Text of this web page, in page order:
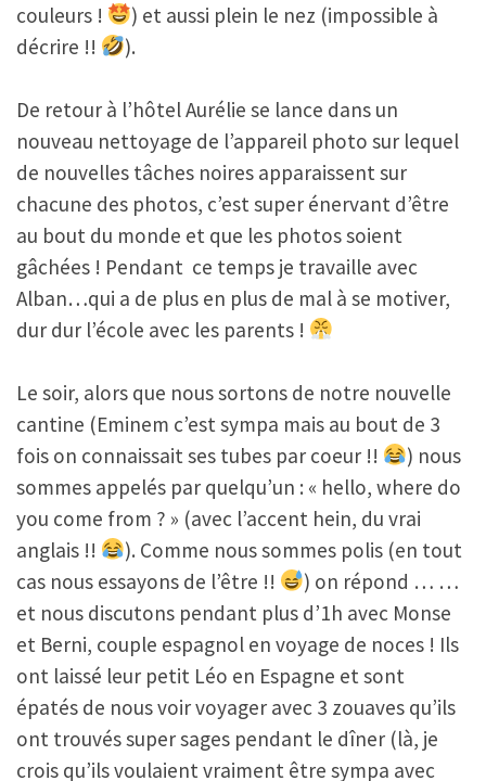
couleurs !
) et aussi plein le nez (impossible à
décrire !!
).
De retour à l’hôtel Aurélie se lance dans un
nouveau nettoyage de l’appareil photo sur lequel
de nouvelles tâches noires apparaissent sur
chacune des photos, c’est super énervant d’être
au bout du monde et que les photos soient
gâchées ! Pendant ce temps je travaille avec
Alban…qui a de plus en plus de mal à se motiver,
dur dur l’école avec les parents !
Le soir, alors que nous sortons de notre nouvelle
cantine (Eminem c’est sympa mais au bout de 3
fois on connaissait ses tubes par coeur !!
) nous
sommes appelés par quelqu’un : « hello, where do
you come from ? » (avec l’accent hein, du vrai
anglais !!
). Comme nous sommes polis (en tout
cas nous essayons de l’être !!
) on répond … …
et nous discutons pendant plus d’1h avec Monse
et Berni, couple espagnol en voyage de noces ! Ils
ont laissé leur petit Léo en Espagne et sont
épatés de nous voir voyager avec 3 zouaves qu’ils
ont trouvés super sages pendant le dîner (là, je
crois qu’ils voulaient vraiment être sympa avec